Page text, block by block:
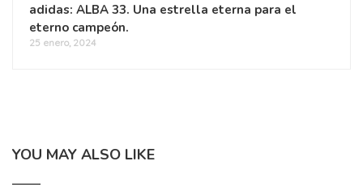
adidas: ALBA 33. Una estrella eterna para el
eterno campeón.
25 enero, 2024
YOU MAY ALSO LIKE